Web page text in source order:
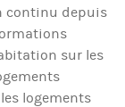
continu depuis
sur les
logements